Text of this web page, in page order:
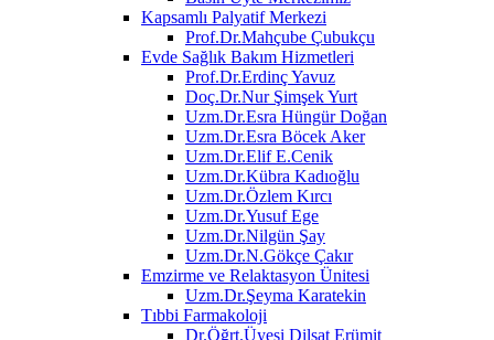
Kapsamlı Palyatif Merkezi
Prof.Dr.Mahçube Çubukçu
Evde Sağlık Bakım Hizmetleri
Prof.Dr.Erdinç Yavuz
Doç.Dr.Nur Şimşek Yurt
Uzm.Dr.Esra Hüngür Doğan
Uzm.Dr.Esra Böcek Aker
Uzm.Dr.Elif E.Cenik
Uzm.Dr.Kübra Kadıoğlu
Uzm.Dr.Özlem Kırcı
Uzm.Dr.Yusuf Ege
Uzm.Dr.Nilgün Şay
Uzm.Dr.N.Gökçe Çakır
Emzirme ve Relaktasyon Ünitesi
Uzm.Dr.Şeyma Karatekin
Tıbbi Farmakoloji
Dr.Öğrt.Üyesi Dilşat Erümit